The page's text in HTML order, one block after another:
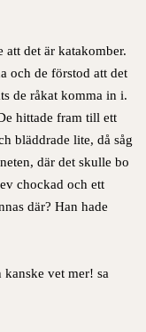
det är katakomber.
och de förstod att det
de råkat komma in i.
hittade fram till ett
bläddrade lite, då såg
där det skulle bo
chockad och ett
där? Han hade
vet mer! sa